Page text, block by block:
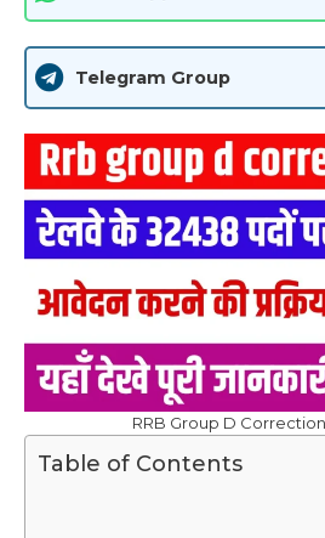
Telegram Group
RRB Group D
Table of Contents